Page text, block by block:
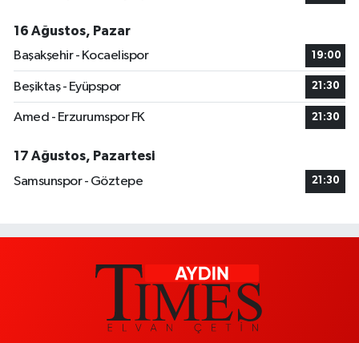
16 Ağustos, Pazar
Başakşehir - Kocaelispor
19:00
Beşiktaş - Eyüpspor 21:30
Amed - Erzurumspor FK 21:30
17 Ağustos, Pazartesi
Samsunspor - Göztepe
21:30